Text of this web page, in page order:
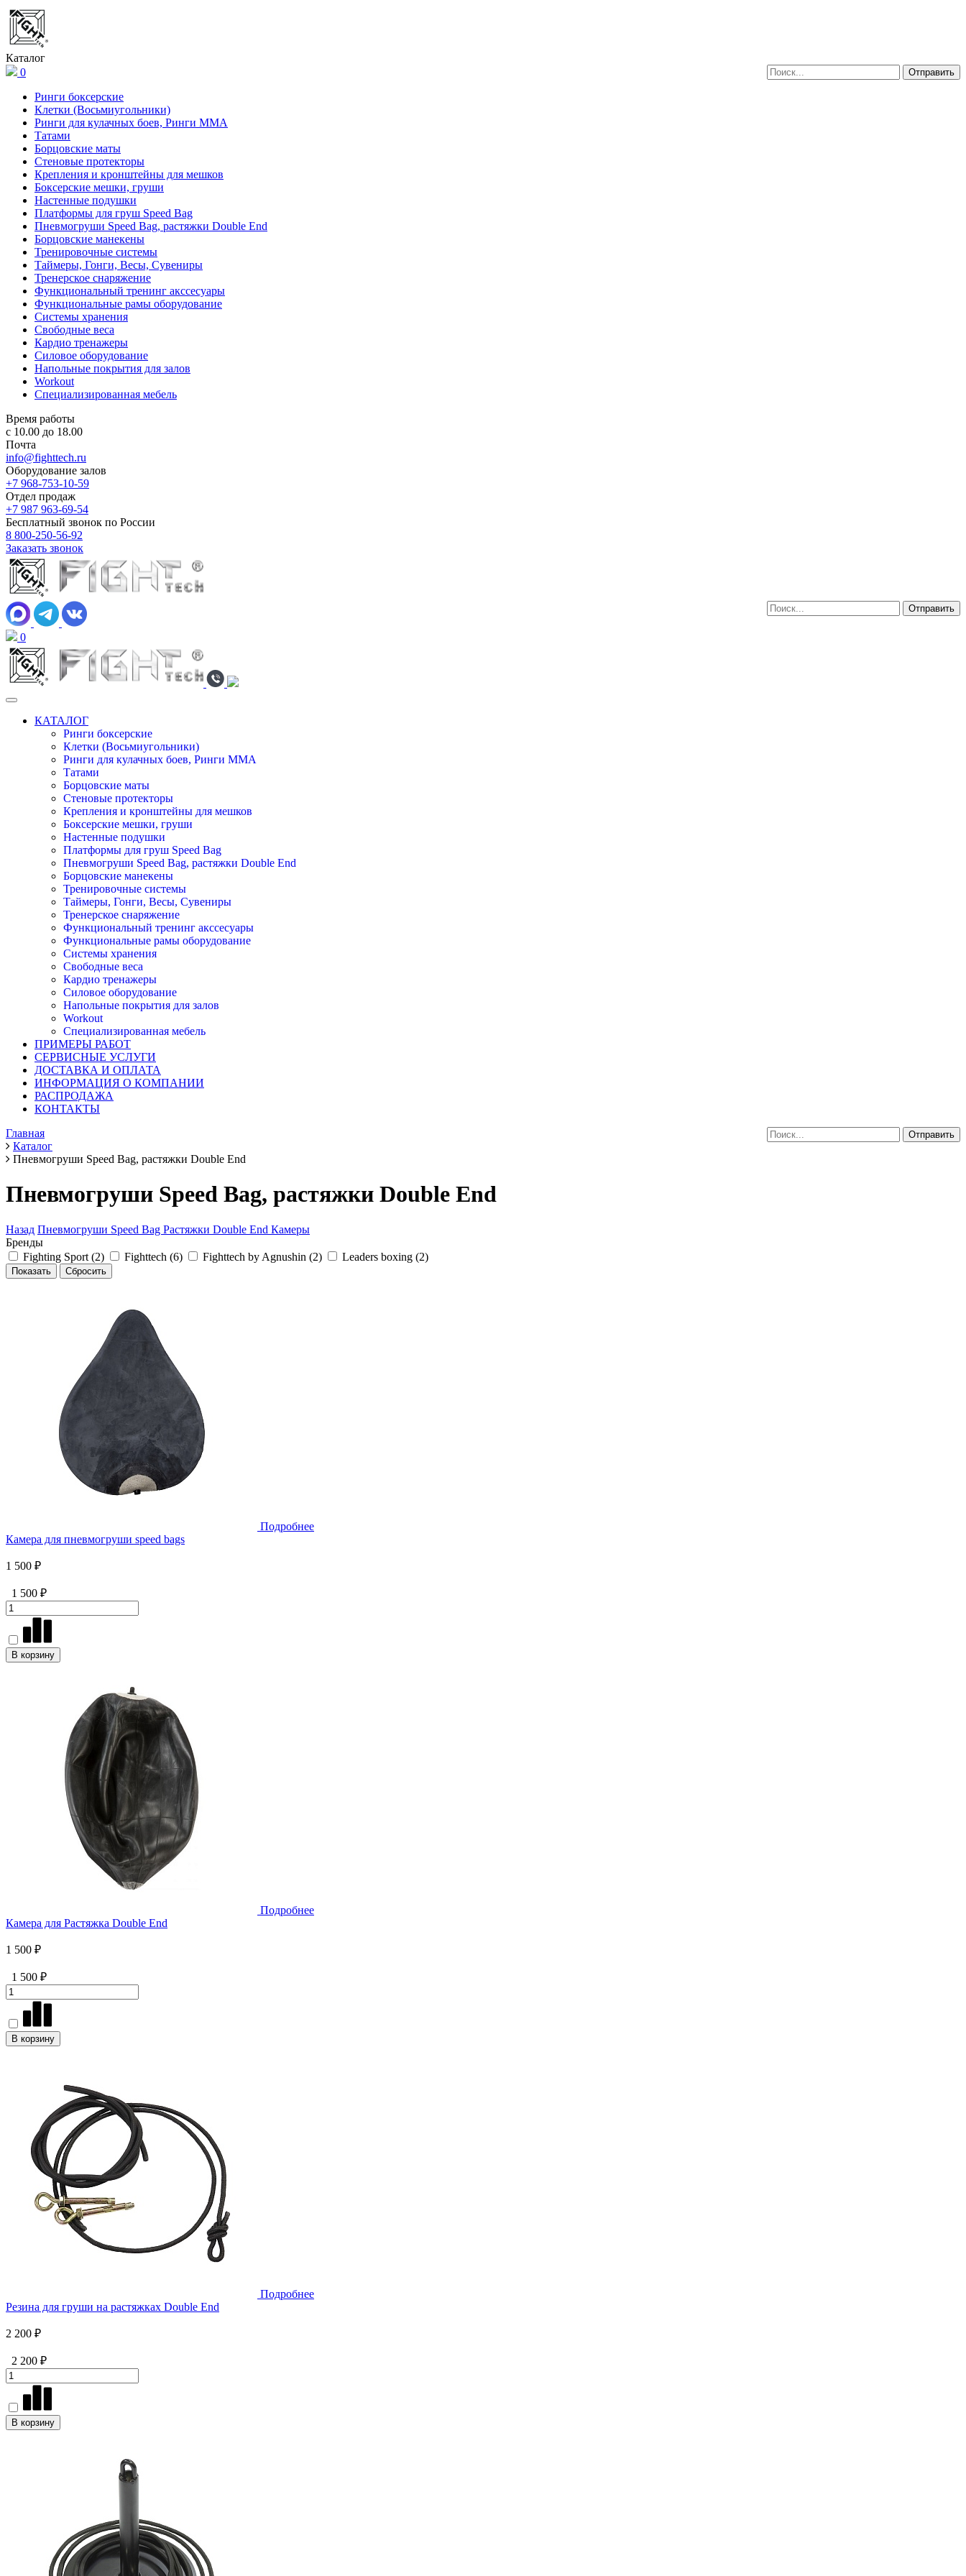
Каталог
0
Ринги боксерские
Клетки (Восьмиугольники)
Ринги для кулачных боев, Ринги ММА
Татами
Борцовские маты
Стеновые протекторы
Крепления и кронштейны для мешков
Боксерские мешки, груши
Настенные подушки
Платформы для груш Speed Bag
Пневмогруши Speed Bag, растяжки Double End
Борцовские манекены
Тренировочные системы
Таймеры, Гонги, Весы, Сувениры
Тренерское снаряжение
Функциональный тренинг акссесуары
Функциональные рамы оборудование
Системы хранения
Свободные веса
Кардио тренажеры
Силовое оборудование
Напольные покрытия для залов
Workout
Специализированная мебель
Время работы
с 10.00 до 18.00
Почта
info@fighttech.ru
Оборудование залов
+7 968-753-10-59
Отдел продаж
+7 987 963-69-54
Бесплатный звонок по России
8 800-250-56-92
Заказать звонок
0
КАТАЛОГ
Ринги боксерские
Клетки (Восьмиугольники)
Ринги для кулачных боев, Ринги ММА
Татами
Борцовские маты
Стеновые протекторы
Крепления и кронштейны для мешков
Боксерские мешки, груши
Настенные подушки
Платформы для груш Speed Bag
Пневмогруши Speed Bag, растяжки Double End
Борцовские манекены
Тренировочные системы
Таймеры, Гонги, Весы, Сувениры
Тренерское снаряжение
Функциональный тренинг акссесуары
Функциональные рамы оборудование
Системы хранения
Свободные веса
Кардио тренажеры
Силовое оборудование
Напольные покрытия для залов
Workout
Специализированная мебель
ПРИМЕРЫ РАБОТ
СЕРВИСНЫЕ УСЛУГИ
ДОСТАВКА И ОПЛАТА
ИНФОРМАЦИЯ О КОМПАНИИ
РАСПРОДАЖА
КОНТАКТЫ
Главная
Каталог
Пневмогруши Speed Bag, растяжки Double End
Пневмогруши Speed Bag, растяжки Double End
Назад Пневмогруши Speed Bag Растяжки Double End Камеры
Бренды
Fighting Sport (2) Fighttech (6) Fighttech by Agnushin (2) Leaders boxing (2)
Подробнее
Камера для пневмогруши speed bags
1 500 ₽
1 500 ₽
В корзину
Подробнее
Камера для Растяжка Double End
1 500 ₽
1 500 ₽
В корзину
Подробнее
Резина для груши на растяжках Double End
2 200 ₽
2 200 ₽
В корзину